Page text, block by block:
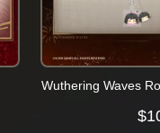
Wuthering Waves
$